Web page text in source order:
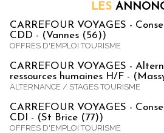
LES
CARREFOUR VOYAGES -
CDD - (Vannes (56))
OFFRES D'EMPLOI TOURISME
CARREFOUR VOYAGES -
ressources humaines H/F -
ALTERNANCE / STAGES TOURISME
CARREFOUR VOYAGES -
CDI - (St Brice (77))
OFFRES D'EMPLOI TOURISME